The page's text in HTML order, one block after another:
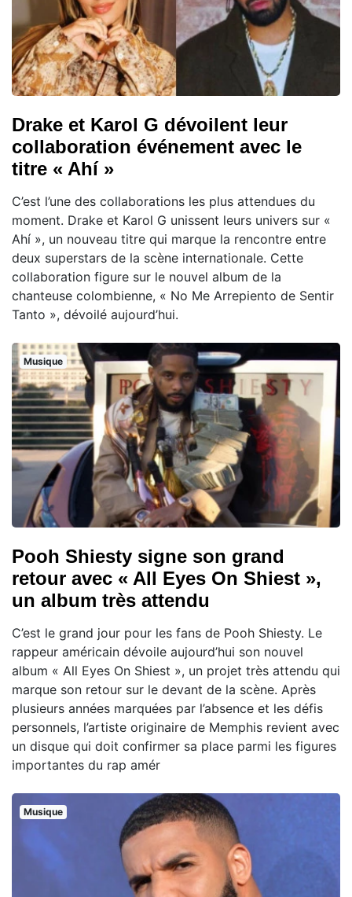
Drake et Karol G dévoilent leur
collaboration événement avec le
titre « Ahí »
C’est l’une des collaborations les plus attendues du
moment. Drake et Karol G unissent leurs univers sur «
Ahí », un nouveau titre qui marque la rencontre entre
deux superstars de la scène internationale. Cette
collaboration figure sur le nouvel album de la
chanteuse colombienne, « No Me Arrepiento de Sentir
Tanto », dévoilé aujourd’hui.
Musique
Pooh Shiesty signe son grand
retour avec « All Eyes On Shiest »,
un album très attendu
C’est le grand jour pour les fans de Pooh Shiesty. Le
rappeur américain dévoile aujourd’hui son nouvel
album « All Eyes On Shiest », un projet très attendu qui
marque son retour sur le devant de la scène. Après
plusieurs années marquées par l’absence et les défis
personnels, l’artiste originaire de Memphis revient avec
un disque qui doit confirmer sa place parmi les figures
importantes du rap amér
Musique